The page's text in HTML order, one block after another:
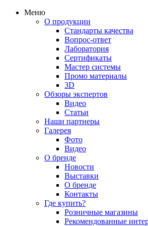
Меню
О продукции
Стандарты качества
Вопрос-ответ
Лаборатория
Сертификаты
Мастер системы
Промо материалы
3D
Обзоры экспертов
Видео
Статьи
Наши партнеры
Галерея
Фото
Видео
О бренде
Новости
Выставки
О бренде
Контакты
Где купить?
Розничные магазины
Рекомендованные